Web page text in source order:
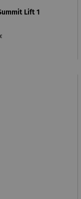
Lift 1
Preis: